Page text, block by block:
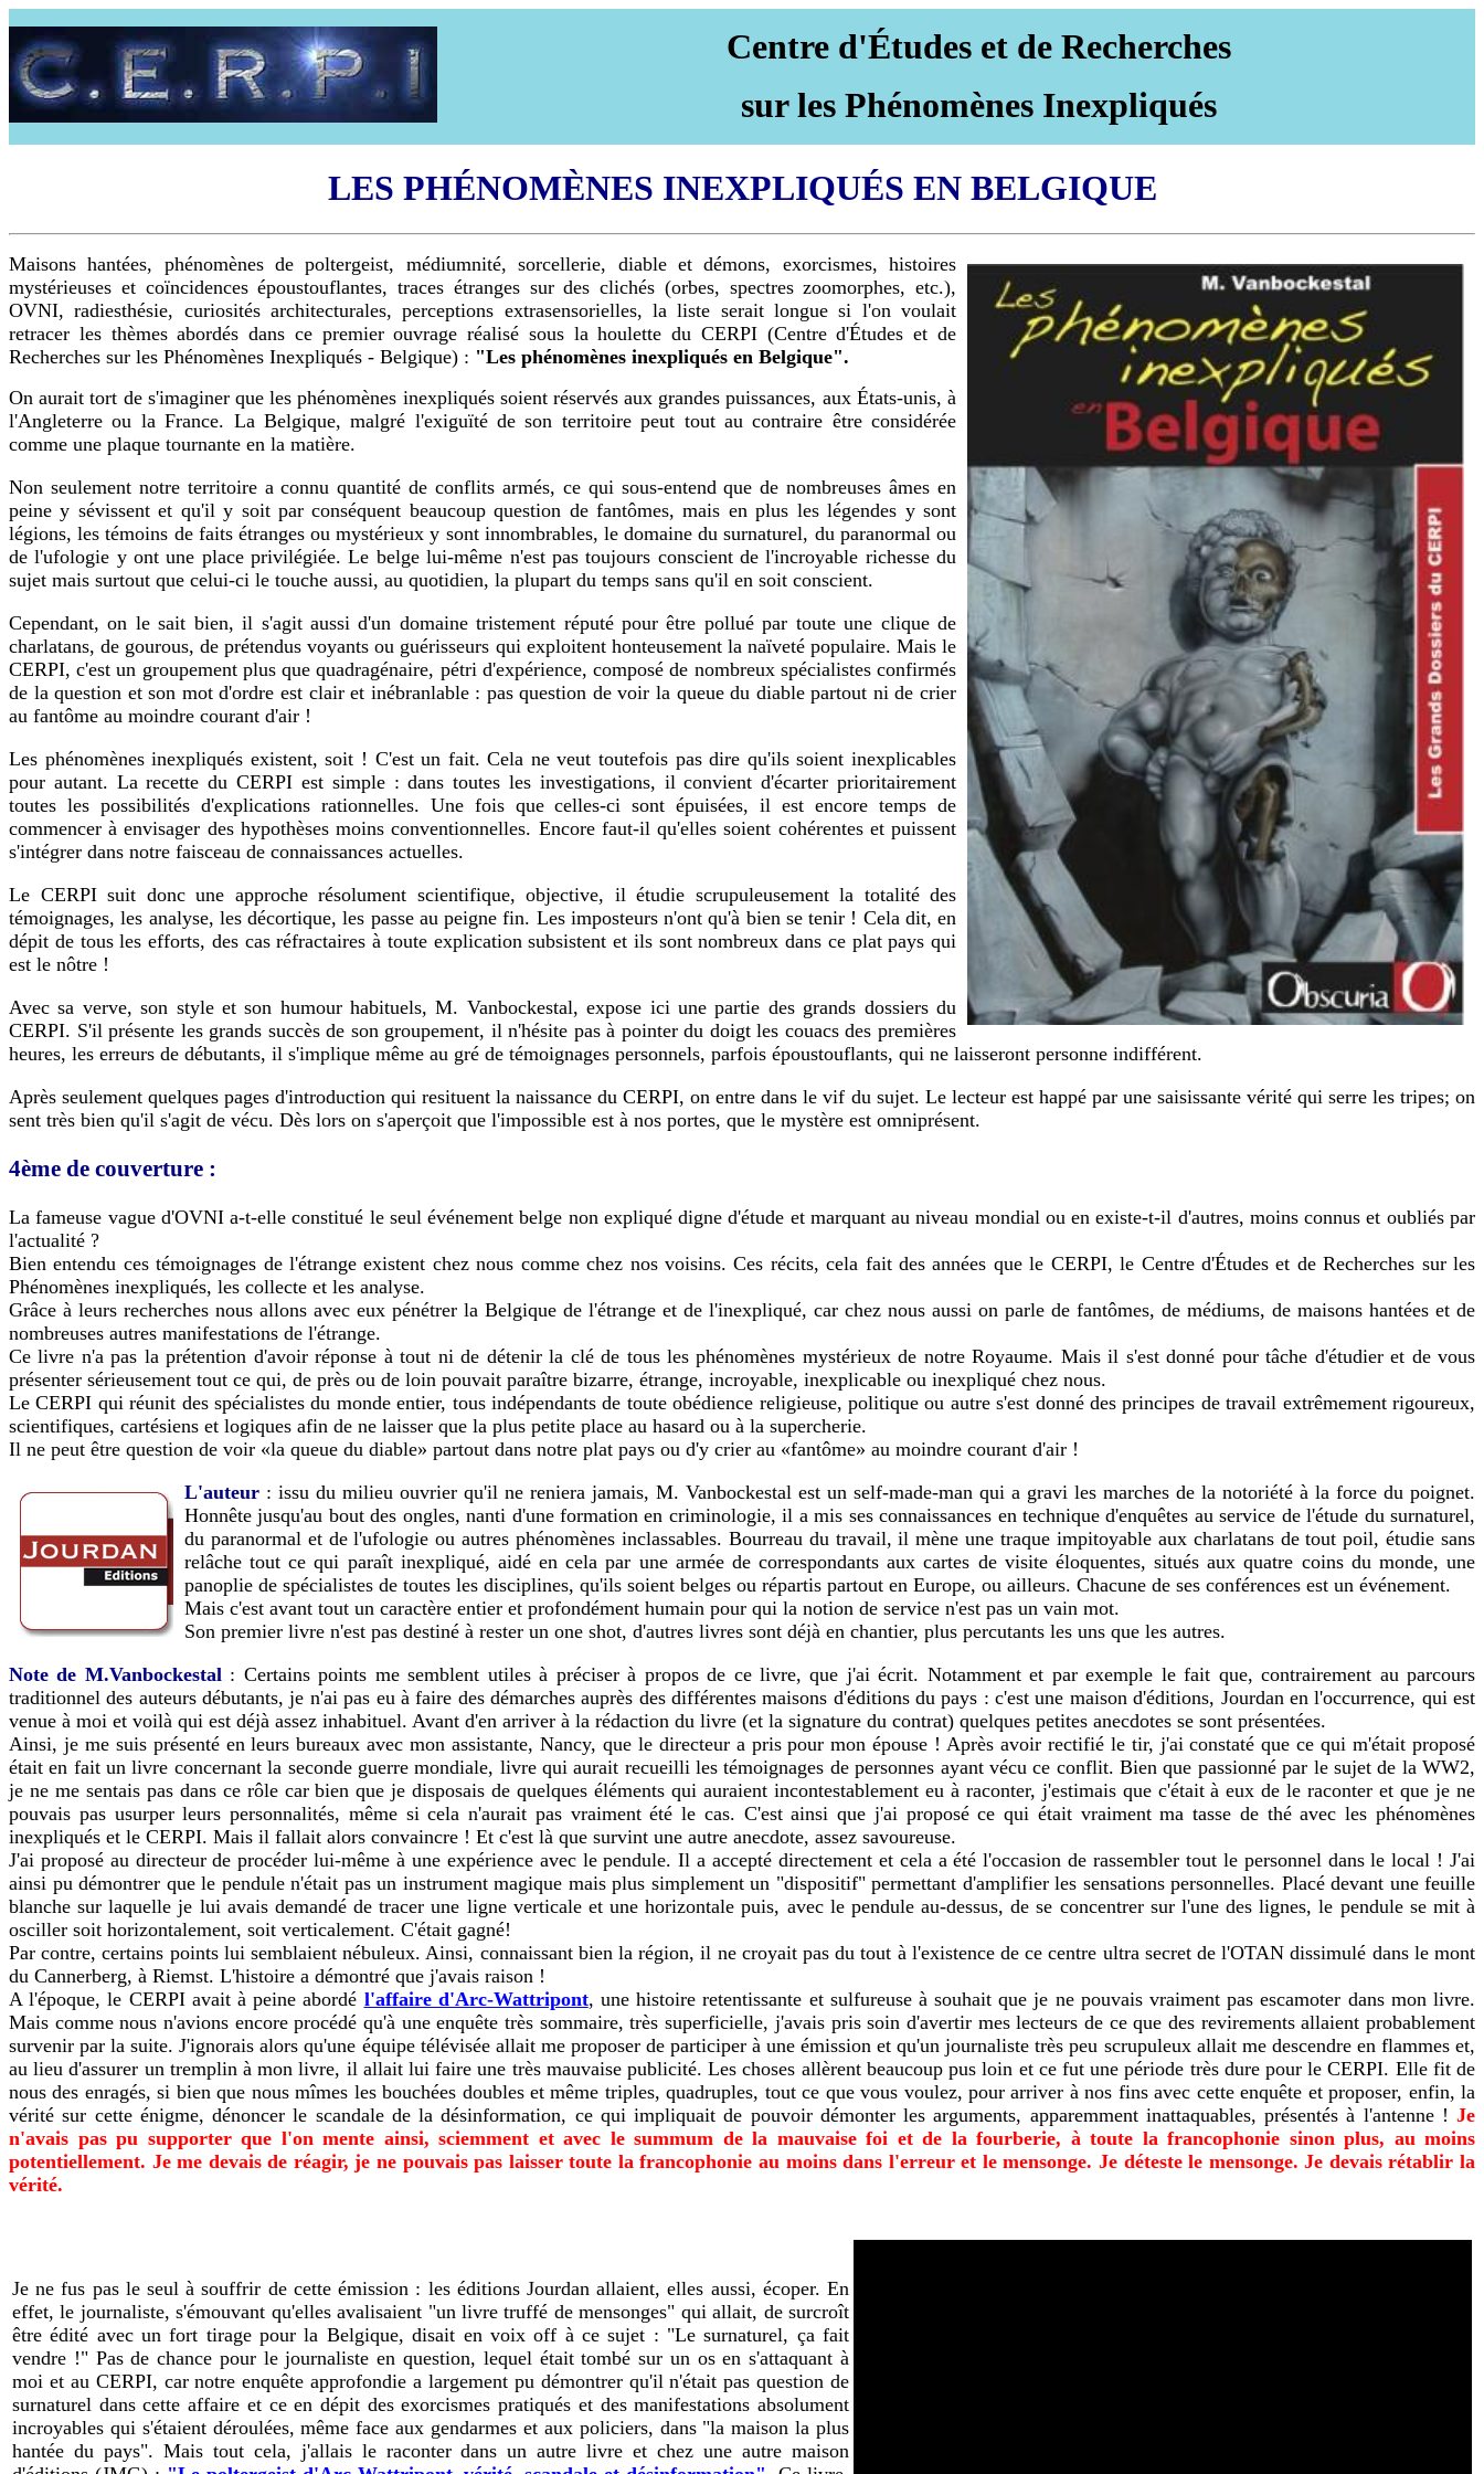
Centre d'Études et de Recherches
sur les Phénomènes Inexpliqués
LES PHÉNOMÈNES INEXPLIQUÉS EN BELGIQUE
Maisons hantées, phénomènes de poltergeist, médiumnité, sorcellerie, diable et démons, exorcismes, histoires
mystérieuses et coïncidences époustouflantes, traces étranges sur des clichés (orbes, spectres zoomorphes, etc.),
OVNI, radiesthésie, curiosités architecturales, perceptions extrasensorielles, la liste serait longue si l'on voulait
retracer les thèmes abordés dans ce premier ouvrage réalisé sous la houlette du CERPI (Centre d'Études et de
Recherches sur les Phénomènes Inexpliqués - Belgique) : "Les phénomènes inexpliqués en Belgique".
On aurait tort de s'imaginer que les phénomènes inexpliqués soient réservés aux grandes puissances, aux États-unis, à
l'Angleterre ou la France. La Belgique, malgré l'exiguïté de son territoire peut tout au contraire être considérée
comme une plaque tournante en la matière.
Non seulement notre territoire a connu quantité de conflits armés, ce qui sous-entend que de nombreuses âmes en
peine y sévissent et qu'il y soit par conséquent beaucoup question de fantômes, mais en plus les légendes y sont
légions, les témoins de faits étranges ou mystérieux y sont innombrables, le domaine du surnaturel, du paranormal ou
de l'ufologie y ont une place privilégiée. Le belge lui-même n'est pas toujours conscient de l'incroyable richesse du
sujet mais surtout que celui-ci le touche aussi, au quotidien, la plupart du temps sans qu'il en soit conscient.
Cependant, on le sait bien, il s'agit aussi d'un domaine tristement réputé pour être pollué par toute une clique de
charlatans, de gourous, de prétendus voyants ou guérisseurs qui exploitent honteusement la naïveté populaire. Mais le
CERPI, c'est un groupement plus que quadragénaire, pétri d'expérience, composé de nombreux spécialistes confirmés
de la question et son mot d'ordre est clair et inébranlable : pas question de voir la queue du diable partout ni de crier
au fantôme au moindre courant d'air !
Les phénomènes inexpliqués existent, soit ! C'est un fait. Cela ne veut toutefois pas dire qu'ils soient inexplicables
pour autant. La recette du CERPI est simple : dans toutes les investigations, il convient d'écarter prioritairement
toutes les possibilités d'explications rationnelles. Une fois que celles-ci sont épuisées, il est encore temps de
commencer à envisager des hypothèses moins conventionnelles. Encore faut-il qu'elles soient cohérentes et puissent
s'intégrer dans notre faisceau de connaissances actuelles.
Le CERPI suit donc une approche résolument scientifique, objective, il étudie scrupuleusement la totalité des
témoignages, les analyse, les décortique, les passe au peigne fin. Les imposteurs n'ont qu'à bien se tenir ! Cela dit, en
dépit de tous les efforts, des cas réfractaires à toute explication subsistent et ils sont nombreux dans ce plat pays qui
est le nôtre !
Avec sa verve, son style et son humour habituels, M. Vanbockestal, expose ici une partie des grands dossiers du
CERPI. S'il présente les grands succès de son groupement, il n'hésite pas à pointer du doigt les couacs des premières
heures, les erreurs de débutants, il s'implique même au gré de témoignages personnels, parfois époustouflants, qui ne laisseront personne indifférent.
Après seulement quelques pages d'introduction qui resituent la naissance du CERPI, on entre dans le vif du sujet. Le lecteur est happé par une saisissante vérité qui serre les tripes; on
sent très bien qu'il s'agit de vécu. Dès lors on s'aperçoit que l'impossible est à nos portes, que le mystère est omniprésent.
4ème de couverture :
La fameuse vague d'OVNI a-t-elle constitué le seul événement belge non expliqué digne d'étude et marquant au niveau mondial ou en existe-t-il d'autres, moins connus et oubliés par
l'actualité ?
Bien entendu ces témoignages de l'étrange existent chez nous comme chez nos voisins. Ces récits, cela fait des années que le CERPI, le Centre d'Études et de Recherches sur les
Phénomènes inexpliqués, les collecte et les analyse.
Grâce à leurs recherches nous allons avec eux pénétrer la Belgique de l'étrange et de l'inexpliqué, car chez nous aussi on parle de fantômes, de médiums, de maisons hantées et de
nombreuses autres manifestations de l'étrange.
Ce livre n'a pas la prétention d'avoir réponse à tout ni de détenir la clé de tous les phénomènes mystérieux de notre Royaume. Mais il s'est donné pour tâche d'étudier et de vous
présenter sérieusement tout ce qui, de près ou de loin pouvait paraître bizarre, étrange, incroyable, inexplicable ou inexpliqué chez nous.
Le CERPI qui réunit des spécialistes du monde entier, tous indépendants de toute obédience religieuse, politique ou autre s'est donné des principes de travail extrêmement rigoureux,
scientifiques, cartésiens et logiques afin de ne laisser que la plus petite place au hasard ou à la supercherie.
Il ne peut être question de voir «la queue du diable» partout dans notre plat pays ou d'y crier au «fantôme» au moindre courant d'air !
L'auteur : issu du milieu ouvrier qu'il ne reniera jamais, M. Vanbockestal est un self-made-man qui a gravi les marches de la notoriété à la force du poignet.
Honnête jusqu'au bout des ongles, nanti d'une formation en criminologie, il a mis ses connaissances en technique d'enquêtes au service de l'étude du surnaturel,
du paranormal et de l'ufologie ou autres phénomènes inclassables. Bourreau du travail, il mène une traque impitoyable aux charlatans de tout poil, étudie sans
relâche tout ce qui paraît inexpliqué, aidé en cela par une armée de correspondants aux cartes de visite éloquentes, situés aux quatre coins du monde, une
panoplie de spécialistes de toutes les disciplines, qu'ils soient belges ou répartis partout en Europe, ou ailleurs. Chacune de ses conférences est un événement.
Mais c'est avant tout un caractère entier et profondément humain pour qui la notion de service n'est pas un vain mot.
Son premier livre n'est pas destiné à rester un one shot, d'autres livres sont déjà en chantier, plus percutants les uns que les autres.
Note de M.Vanbockestal : Certains points me semblent utiles à préciser à propos de ce livre, que j'ai écrit. Notamment et par exemple le fait que, contrairement au parcours
traditionnel des auteurs débutants, je n'ai pas eu à faire des démarches auprès des différentes maisons d'éditions du pays : c'est une maison d'éditions, Jourdan en l'occurrence, qui est
venue à moi et voilà qui est déjà assez inhabituel. Avant d'en arriver à la rédaction du livre (et la signature du contrat) quelques petites anecdotes se sont présentées.
Ainsi, je me suis présenté en leurs bureaux avec mon assistante, Nancy, que le directeur a pris pour mon épouse ! Après avoir rectifié le tir, j'ai constaté que ce qui m'était proposé
était en fait un livre concernant la seconde guerre mondiale, livre qui aurait recueilli les témoignages de personnes ayant vécu ce conflit. Bien que passionné par le sujet de la WW2,
je ne me sentais pas dans ce rôle car bien que je disposais de quelques éléments qui auraient incontestablement eu à raconter, j'estimais que c'était à eux de le raconter et que je ne
pouvais pas usurper leurs personnalités, même si cela n'aurait pas vraiment été le cas. C'est ainsi que j'ai proposé ce qui était vraiment ma tasse de thé avec les phénomènes
inexpliqués et le CERPI. Mais il fallait alors convaincre ! Et c'est là que survint une autre anecdote, assez savoureuse.
J'ai proposé au directeur de procéder lui-même à une expérience avec le pendule. Il a accepté directement et cela a été l'occasion de rassembler tout le personnel dans le local ! J'ai
ainsi pu démontrer que le pendule n'était pas un instrument magique mais plus simplement un "dispositif" permettant d'amplifier les sensations personnelles. Placé devant une feuille
blanche sur laquelle je lui avais demandé de tracer une ligne verticale et une horizontale puis, avec le pendule au-dessus, de se concentrer sur l'une des lignes, le pendule se mit à
osciller soit horizontalement, soit verticalement. C'était gagné!
Par contre, certains points lui semblaient nébuleux. Ainsi, connaissant bien la région, il ne croyait pas du tout à l'existence de ce centre ultra secret de l'OTAN dissimulé dans le mont
du Cannerberg, à Riemst. L'histoire a démontré que j'avais raison !
A l'époque, le CERPI avait à peine abordé l'affaire d'Arc-Wattripont, une histoire retentissante et sulfureuse à souhait que je ne pouvais vraiment pas escamoter dans mon livre.
Mais comme nous n'avions encore procédé qu'à une enquête très sommaire, très superficielle, j'avais pris soin d'avertir mes lecteurs de ce que des revirements allaient probablement
survenir par la suite. J'ignorais alors qu'une équipe télévisée allait me proposer de participer à une émission et qu'un journaliste très peu scrupuleux allait me descendre en flammes et,
au lieu d'assurer un tremplin à mon livre, il allait lui faire une très mauvaise publicité. Les choses allèrent beaucoup pus loin et ce fut une période très dure pour le CERPI. Elle fit de
nous des enragés, si bien que nous mîmes les bouchées doubles et même triples, quadruples, tout ce que vous voulez, pour arriver à nos fins avec cette enquête et proposer, enfin, la
vérité sur cette énigme, dénoncer le scandale de la désinformation, ce qui impliquait de pouvoir démonter les arguments, apparemment inattaquables, présentés à l'antenne ! Je
n'avais pas pu supporter que l'on mente ainsi, sciemment et avec le summum de la mauvaise foi et de la fourberie, à toute la francophonie sinon plus, au moins
potentiellement. Je me devais de réagir, je ne pouvais pas laisser toute la francophonie au moins dans l'erreur et le mensonge. Je déteste le mensonge. Je devais rétablir la
vérité.
Je ne fus pas le seul à souffrir de cette émission : les éditions Jourdan allaient, elles aussi, écoper. En
effet, le journaliste, s'émouvant qu'elles avalisaient "un livre truffé de mensonges" qui allait, de surcroît
être édité avec un fort tirage pour la Belgique, disait en voix off à ce sujet : "Le surnaturel, ça fait
vendre !" Pas de chance pour le journaliste en question, lequel était tombé sur un os en s'attaquant à
moi et au CERPI, car notre enquête approfondie a largement pu démontrer qu'il n'était pas question de
surnaturel dans cette affaire et ce en dépit des exorcismes pratiqués et des manifestations absolument
incroyables qui s'étaient déroulées, même face aux gendarmes et aux policiers, dans "la maison la plus
hantée du pays". Mais tout cela, j'allais le raconter dans un autre livre et chez une autre maison